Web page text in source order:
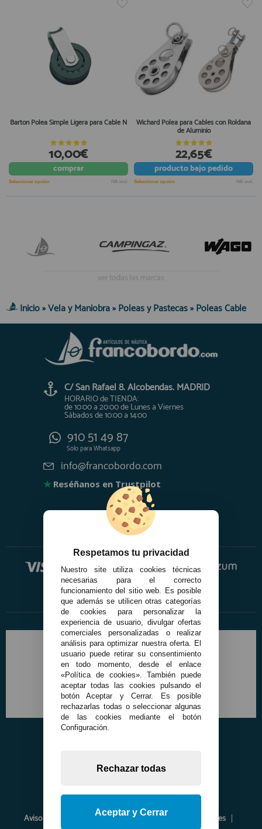
Barton Polea Simple Ligera para Cable N
10,00€
comprar
Seleccionar opción IVA incl.
Wichard Polea para Cables con Roldana
de Aluminio
22,65€
productobajo pedido
Seleccionar opción IVA incl.
ver todas las marcas
Inicio»Vela y Maniobra»Poleas y Pastecas»Poleas Cable
C/ San Rafael 8. Alcobendas. MADRID
HORARIO de TIENDA:
de 10:00 a 20:00 de Lunes a Viernes
Sábados de 10:00 a 14:00
910 51 49 87
Solo paraWhatsapp
info@francobordo.com
★ Reséñanos en Trustpilot
Aviso Legal Política de Privacidad
Política de Cookies
Respetamos tu privacidad
Nuestro site utiliza cookies técnicas
necesarias para el correcto
funcionamiento del sitio web. Es posible
que además se utilicen otras categorías
de cookies para personalizar la
experiencia de usuario, divulgar ofertas
comerciales personalizadas o realizar
análisis para optimizar nuestra oferta. El
usuario puede retirar su consentimiento
en todo momento, desde el enlace
«Política de cookies». También puede
aceptar todas las cookies pulsando el
botón Aceptar y Cerrar. Es posible
rechazarlas todas o seleccionar algunas
de las cookies mediante el botón
Configuración.
Rechazar todas
Aceptar y Cerrar